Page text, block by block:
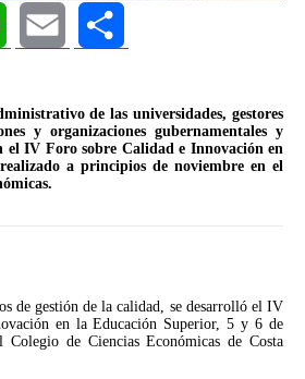
de las universidades, gestores
y organizaciones gubernamentales y
IV Foro sobre Calidad e Innovación en
a principios de noviembre en el
de gestión de la calidad, se desarrolló el IV
en la Educación Superior, 5 y 6 de
de Ciencias Económicas de Costa